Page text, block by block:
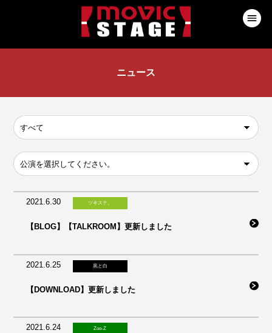
ニュース
2021.6.30 ツキステ。
【BLOG】【TALKROOM】更新しました
2021.6.25 黒と白
【DOWNLOAD】更新しました
2021.6.24 Zoo-Z